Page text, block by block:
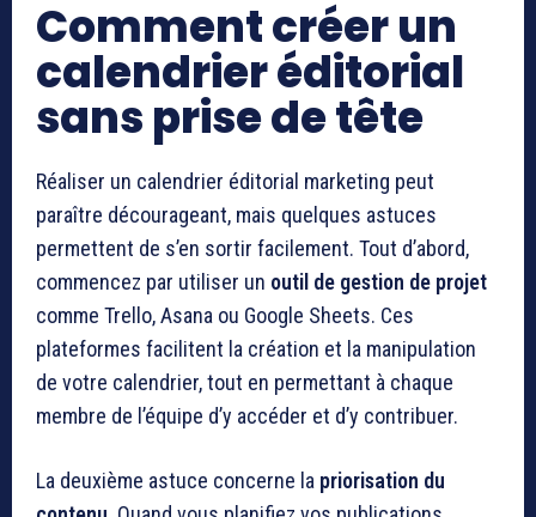
Comment créer un
calendrier éditorial
sans prise de tête
Réaliser un calendrier éditorial marketing peut
paraître décourageant, mais quelques astuces
permettent de s’en sortir facilement. Tout d’abord,
commencez par utiliser un outil de gestion de projet
comme Trello, Asana ou Google Sheets. Ces
plateformes facilitent la création et la manipulation
de votre calendrier, tout en permettant à chaque
membre de l’équipe d’y accéder et d’y contribuer.
La deuxième astuce concerne la priorisation du